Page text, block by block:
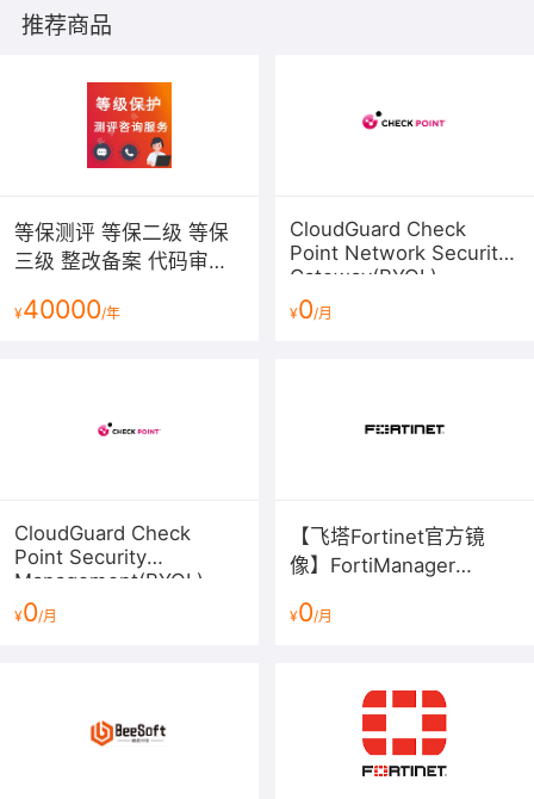
推荐商品
等保测评 等保二级 等保
三级 整改备案 代码审计
¥40000/年
CloudGuard Check
Point Network Security
Gateway(BYOL)
¥0/月
CloudGuard Check
Point Security
Management(BYOL)
¥0/月
【飞塔Fortinet官方镜
像】FortiManager
器
¥0/月